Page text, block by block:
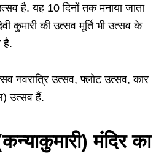
है. यह 10 दिनों तक मनाया जाता
कुमारी की उत्सव मूर्ति भी उत्सव के
है.
नवरात्रि उत्सव, फ्लोट उत्सव, कार
उत्सव हैं.
मंदिर का